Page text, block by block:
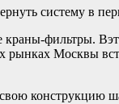
систему в
фильтры.
Москвы
конструкцию